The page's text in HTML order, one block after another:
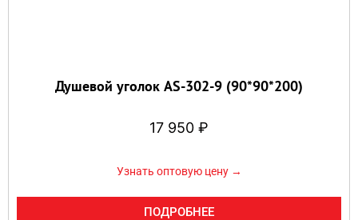
Душевой уголок AS-302-9 (90*90*200)
17 950 ₽
Узнать оптовую цену →
ПОДРОБНЕЕ